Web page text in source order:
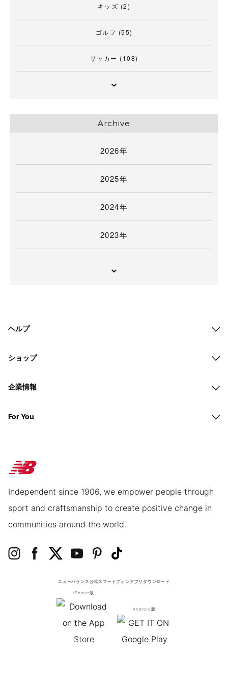
キッズ (2)
ゴルフ (55)
サッカー (108)
Archive
2026年
2025年
2024年
2023年
ヘルプ
ショップ
企業情報
For You
Independent since 1906, we empower people through
sport and craftsmanship to create positive change in
communities around the world.
ニューバランス公式スマートフォンアプリ ダウンロード
iPhone版
Android版